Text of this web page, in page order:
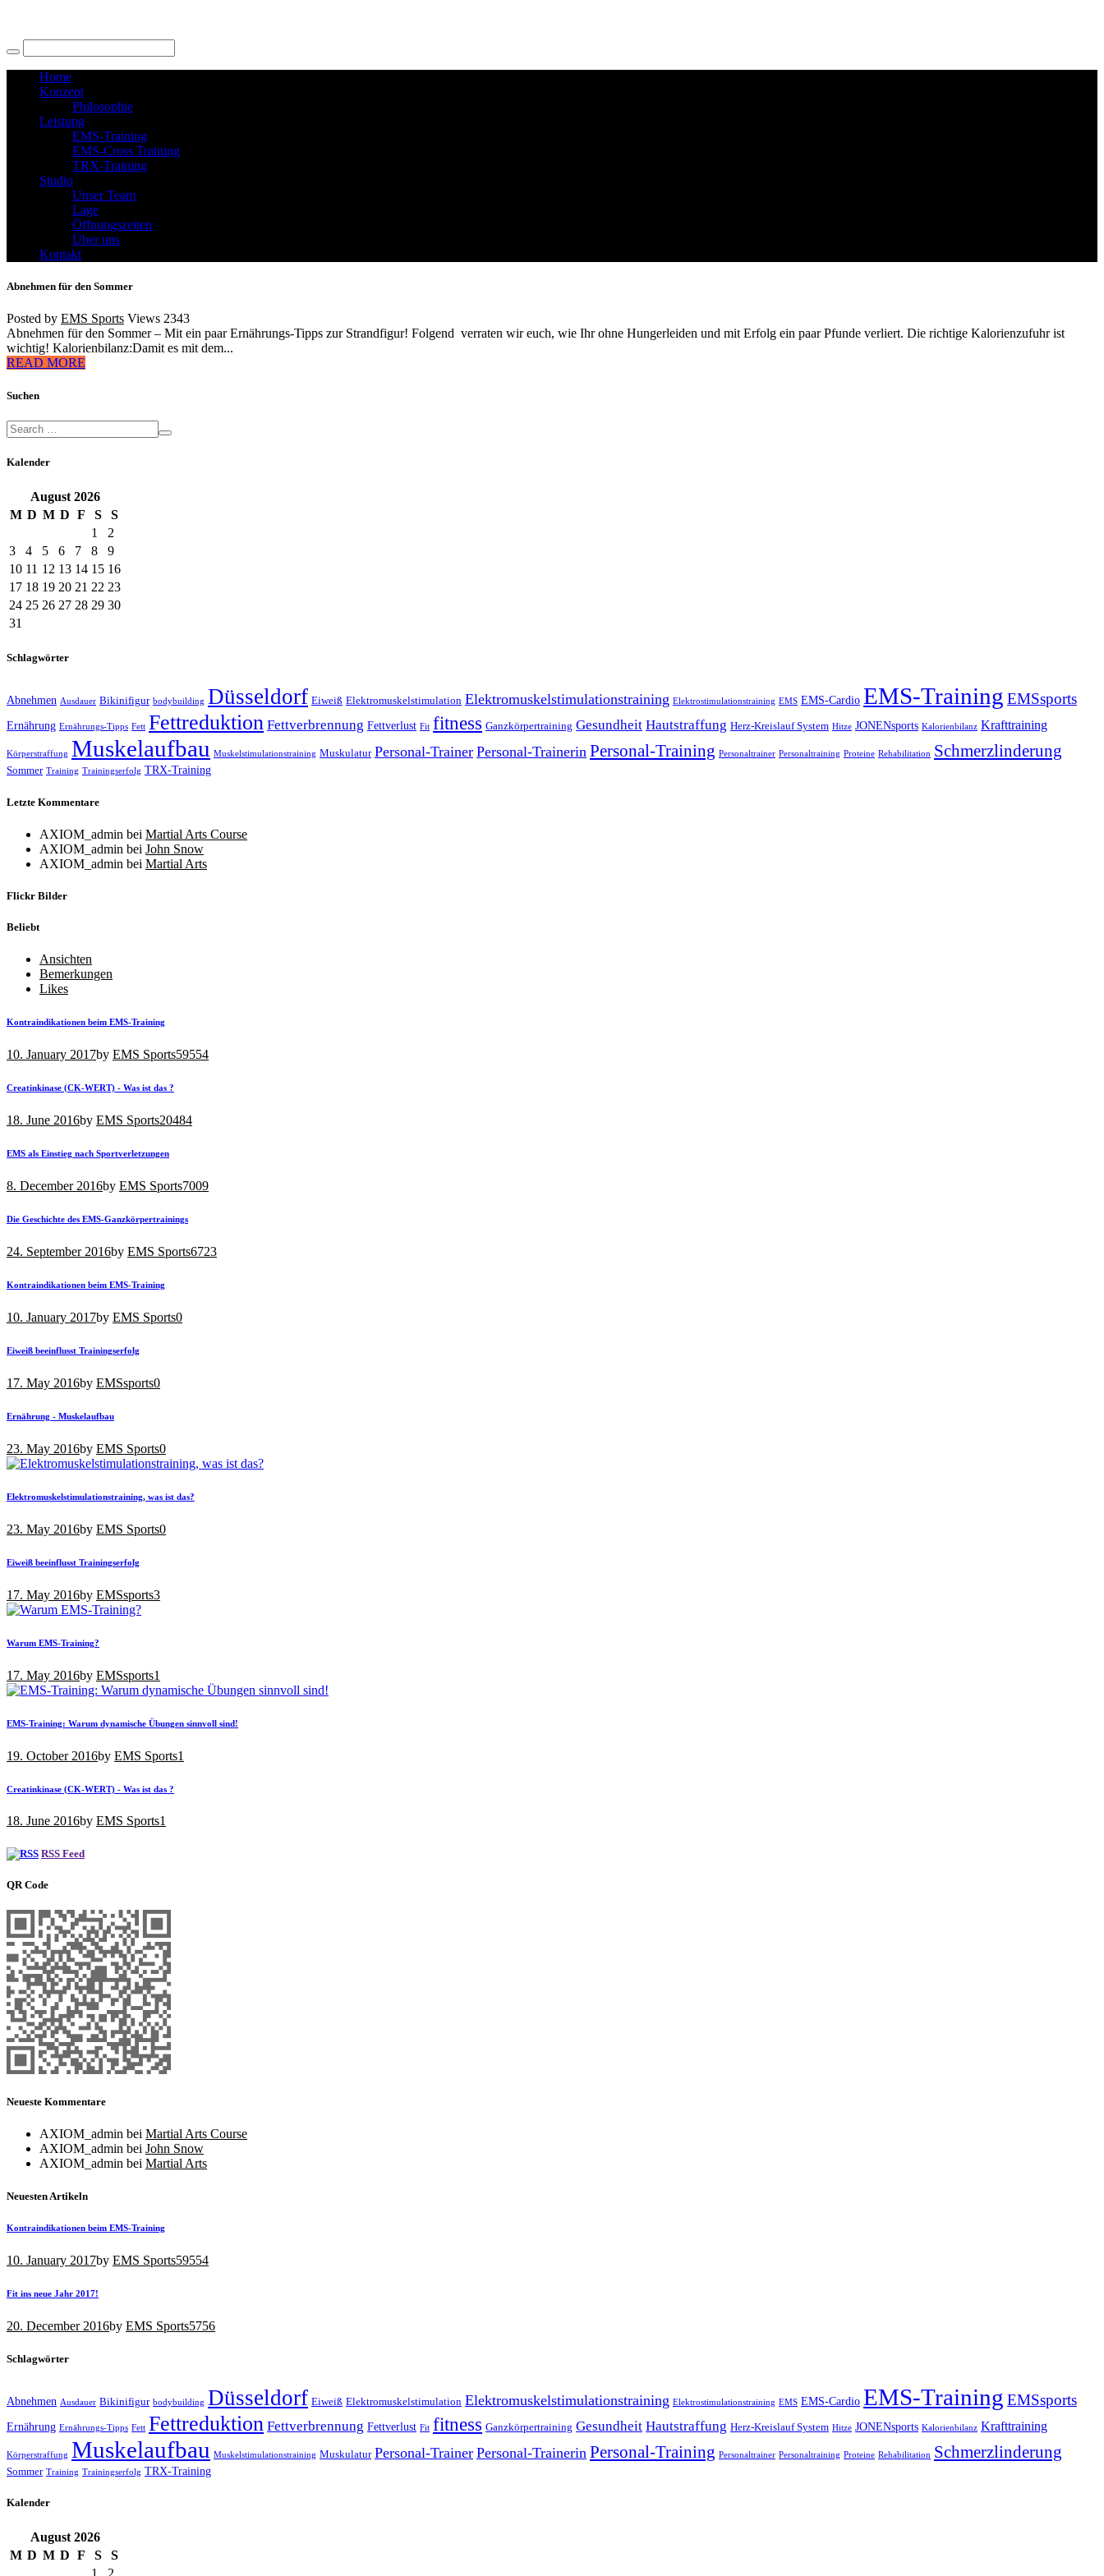
Home
Konzept
Philosophie
Leistung
EMS-Training
EMS-Cross Training
TRX-Training
Studio
Unser Team
Lage
Öffnungszeiten
Über uns
Kontakt
Abnehmen für den Sommer
Posted by EMS Sports Views 2343
Abnehmen für den Sommer – Mit ein paar Ernährungs-Tipps zur Strandfigur! Folgend verraten wir euch, wie Ihr ohne Hungerleiden und mit Erfolg ein paar Pfunde verliert. Die richtige Kalorienzufuhr ist
wichtig! Kalorienbilanz:Damit es mit dem...
READ MORE
Suchen
Kalender
August 2026
M D M D F S
S
1
2
3
4 5 6 7 8
9
10 11 12 13 14 15 16
17 18 19 20 21 22 23
24 25 26 27 28 29 30
31
Schlagwörter
Abnehmen Ausdauer Bikinifigur bodybuilding Düsseldorf Eiweiß Elektromuskelstimulation Elektromuskelstimulationstraining Elektrostimulationstraining EMS EMS-Cardio EMS-Training EMSsports
Ernährung Ernährungs-Tipps Fett Fettreduktion Fettverbrennung Fettverlust Fit fitness Ganzkörpertraining Gesundheit Hautstraffung Herz-Kreislauf System Hitze JONENsports Kalorienbilanz Krafttraining
Körperstraffung Muskelaufbau Muskelstimulationstraining Muskulatur Personal-Trainer Personal-Trainerin Personal-Training Personaltrainer Personaltraining Proteine Rehabilitation Schmerzlinderung
Sommer Training Trainingserfolg TRX-Training
Letzte Kommentare
AXIOM_admin bei Martial Arts Course
AXIOM_admin bei John Snow
AXIOM_admin bei Martial Arts
Flickr Bilder
Beliebt
Ansichten
Bemerkungen
Likes
Kontraindikationen beim EMS-Training
10. January 2017by EMS Sports59554
Creatinkinase (CK-WERT) - Was ist das ?
18. June 2016by EMS Sports20484
EMS als Einstieg nach Sportverletzungen
8. December 2016by EMS Sports7009
Die Geschichte des EMS-Ganzkörpertrainings
24. September 2016by EMS Sports6723
Kontraindikationen beim EMS-Training
10. January 2017by EMS Sports0
Eiweiß beeinflusst Trainingserfolg
17. May 2016by EMSsports0
Ernährung - Muskelaufbau
23. May 2016by EMS Sports0
Elektromuskelstimulationstraining, was ist das?
23. May 2016by EMS Sports0
Eiweiß beeinflusst Trainingserfolg
17. May 2016by EMSsports3
Warum EMS-Training?
17. May 2016by EMSsports1
EMS-Training: Warum dynamische Übungen sinnvoll sind!
19. October 2016by EMS Sports1
Creatinkinase (CK-WERT) - Was ist das ?
18. June 2016by EMS Sports1
RSS Feed
QR Code
Neueste Kommentare
AXIOM_admin bei Martial Arts Course
AXIOM_admin bei John Snow
AXIOM_admin bei Martial Arts
Neuesten Artikeln
Kontraindikationen beim EMS-Training
10. January 2017by EMS Sports59554
Fit ins neue Jahr 2017!
20. December 2016by EMS Sports5756
Schlagwörter
Abnehmen Ausdauer Bikinifigur bodybuilding Düsseldorf Eiweiß Elektromuskelstimulation Elektromuskelstimulationstraining Elektrostimulationstraining EMS EMS-Cardio EMS-Training EMSsports
Ernährung Ernährungs-Tipps Fett Fettreduktion Fettverbrennung Fettverlust Fit fitness Ganzkörpertraining Gesundheit Hautstraffung Herz-Kreislauf System Hitze JONENsports Kalorienbilanz Krafttraining
Körperstraffung Muskelaufbau Muskelstimulationstraining Muskulatur Personal-Trainer Personal-Trainerin Personal-Training Personaltrainer Personaltraining Proteine Rehabilitation Schmerzlinderung
Sommer Training Trainingserfolg TRX-Training
Kalender
August 2026
M D M D F S
S
1
2